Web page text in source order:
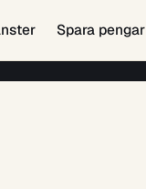
Spara pengar